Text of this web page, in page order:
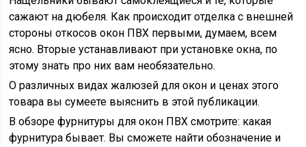
сажают на дюбеля. Как происходит отделка с внешней
стороны откосов окон ПВХ первыми, думаем, всем
ясно. Вторые устанавливают при установке окна, по
этому знать про них вам необязательно.
О различных видах жалюзей для окон и ценах этого
товара вы сумеете выяснить в этой публикации.
В обзоре фурнитуры для окон ПВХ смотрите: какая
фурнитура бывает. Вы сможете найти обозначение и